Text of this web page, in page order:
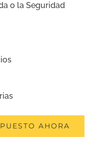
o la Seguridad
AHORA